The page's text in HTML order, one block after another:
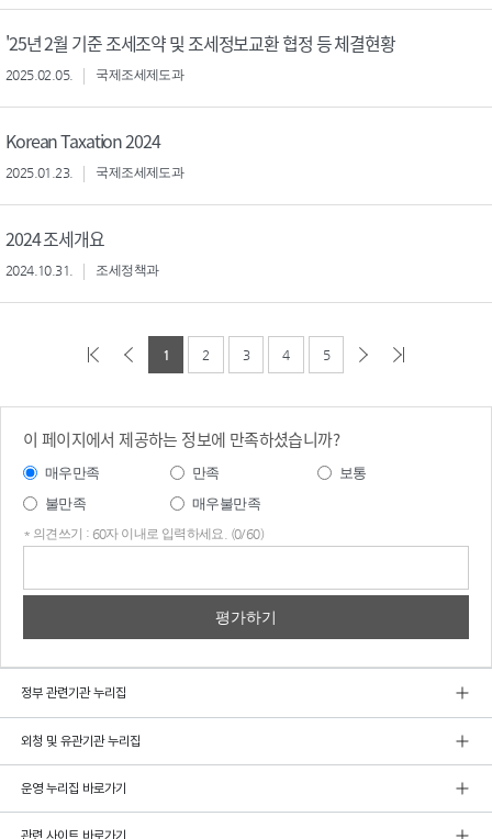
'25년 2월 기준 조세조약 및 조세정보교환 협정 등 체결현황
2025.02.05. 국제조세제도과
Korean Taxation 2024
2025.01.23. 국제조세제도과
2024 조세개요
2024.10.31. 조세정책과
1 2 3 4 5
이 페이지에서 제공하는 정보에 만족하셨습니까?
매우만족 만족
보통
불만족
매우불만족
* 의견쓰기 : 60자 이내로 입력하세요. (0/60)
정부 관련기관 누리집
외청 및 유관기관 누리집
운영 누리집 바로가기
관련 사이트 바로가기